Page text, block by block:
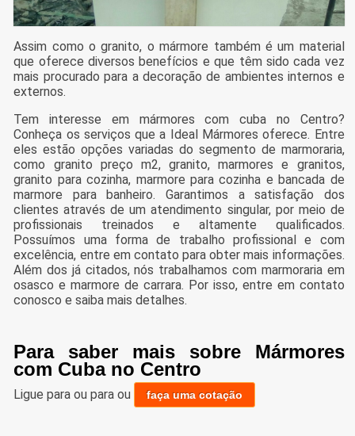
Assim como o granito, o mármore também é um material
que oferece diversos benefícios e que têm sido cada vez
mais procurado para a decoração de ambientes internos e
externos.
Tem interesse em mármores com cuba no Centro?
Conheça os serviços que a Ideal Mármores oferece. Entre
eles estão opções variadas do segmento de marmoraria,
como granito preço m2, granito, marmores e granitos,
granito para cozinha, marmore para cozinha e bancada de
marmore para banheiro. Garantimos a satisfação dos
clientes através de um atendimento singular, por meio de
profissionais treinados e altamente qualificados.
Possuímos uma forma de trabalho profissional e com
excelência, entre em contato para obter mais informações.
Além dos já citados, nós trabalhamos com marmoraria em
osasco e marmore de carrara. Por isso, entre em contato
conosco e saiba mais detalhes.
Para saber mais sobre Mármores
com Cuba no Centro
Ligue paraou paraou faça uma cotação